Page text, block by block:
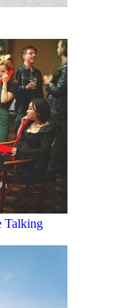
Talking